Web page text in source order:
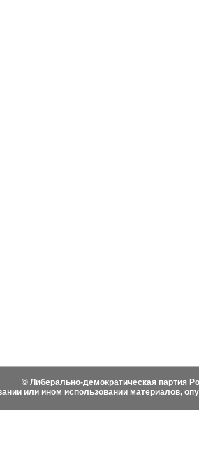
© Либерально-демократическая партия
или ином использовании материалов,